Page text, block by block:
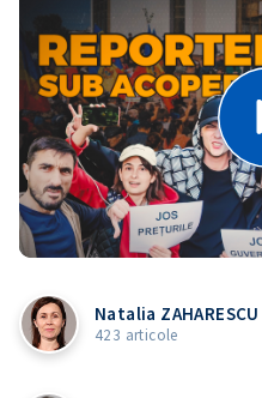
Natalia ZAHARESCU
423 articole